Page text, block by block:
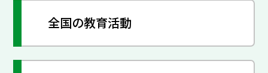
全国の教育活動